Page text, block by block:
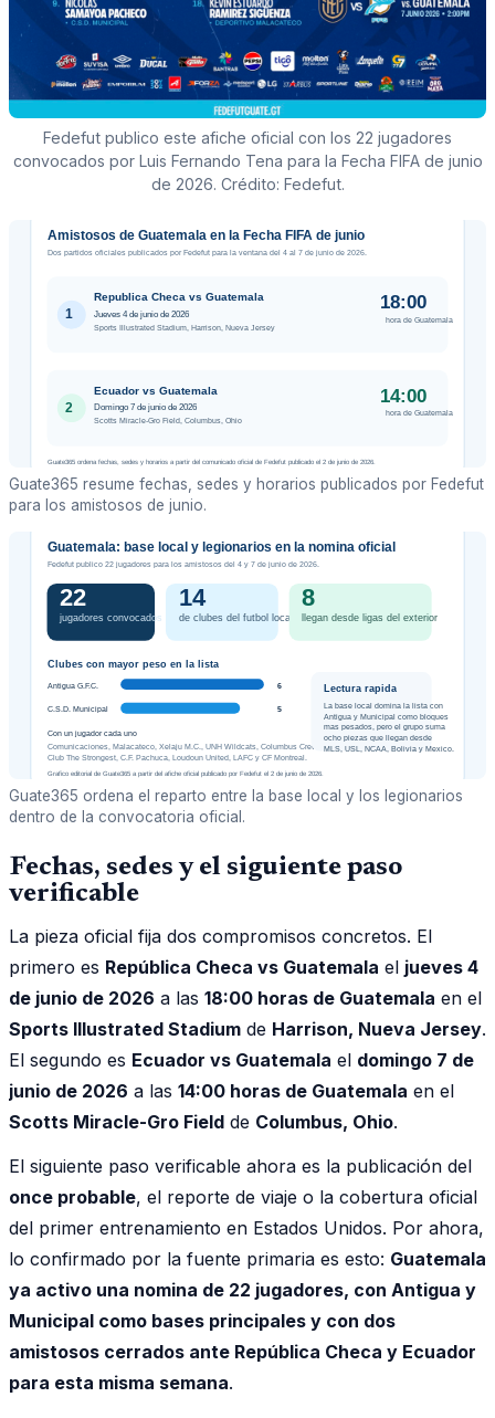
Fedefut publico este afiche oficial con los 22 jugadores
convocados por Luis Fernando Tena para la Fecha FIFA de junio
de 2026. Crédito: Fedefut.
Guate365 resume fechas, sedes y horarios publicados por Fedefut
para los amistosos de junio.
Guate365 ordena el reparto entre la base local y los legionarios
dentro de la convocatoria oficial.
Fechas, sedes y el siguiente paso
verificable
La pieza oficial fija dos compromisos concretos. El
primero es República Checa vs Guatemala el jueves 4
de junio de 2026 a las 18:00 horas de Guatemala en el
Sports Illustrated Stadium de Harrison, Nueva Jersey.
El segundo es Ecuador vs Guatemala el domingo 7 de
junio de 2026 a las 14:00 horas de Guatemala en el
Scotts Miracle-Gro Field de Columbus, Ohio.
El siguiente paso verificable ahora es la publicación del
once probable, el reporte de viaje o la cobertura oficial
del primer entrenamiento en Estados Unidos. Por ahora,
lo confirmado por la fuente primaria es esto: Guatemala
ya activo una nomina de 22 jugadores, con Antigua y
Municipal como bases principales y con dos
amistosos cerrados ante República Checa y Ecuador
para esta misma semana.